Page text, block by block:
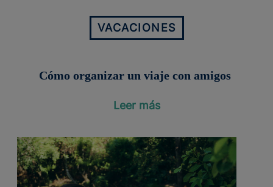
VACACIONES
Cómo organizar un viaje con amigos
Leer más